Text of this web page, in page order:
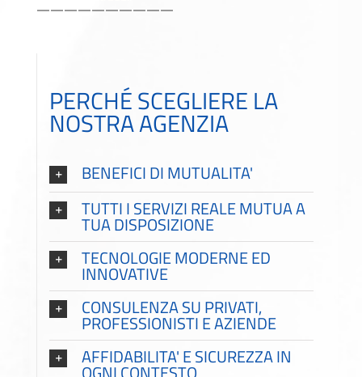
PERCHÉ SCEGLIERE LA
NOSTRA AGENZIA
TUTTI I SERVIZI REALE MUTUA A
TUA DISPOSIZIONE
TECNOLOGIE MODERNE ED
INNOVATIVE
CONSULENZA SU PRIVATI,
PROFESSIONISTI E AZIENDE
AFFIDABILITA' E SICUREZZA IN
OGNI CONTESTO